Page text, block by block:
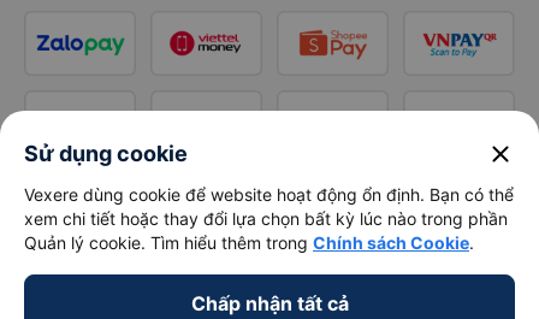
Sử dụng cookie close
Vexere dùng cookie để website hoạt động ổn định. Bạn có thể
xem chi tiết hoặc thay đổi lựa chọn bất kỳ lúc nào trong phần
Quản lý cookie. Tìm hiểu thêm trong Chính sách Cookie.
Chấp nhận tất cả